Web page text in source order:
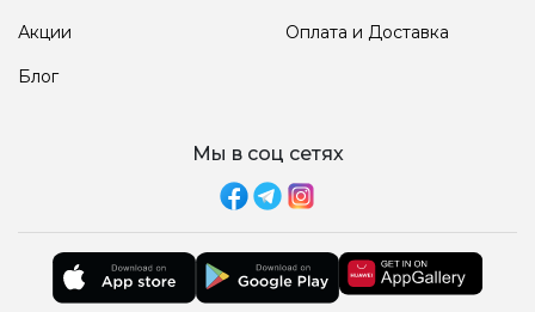
Акции
Блог
Оплата и Доставка
Мы в соц сетях